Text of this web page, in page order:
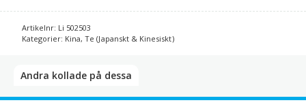
Artikelnr: Li 502503
Kategorier: Kina,Te (Japanskt & Kinesiskt)
Andra kollade på dessa​